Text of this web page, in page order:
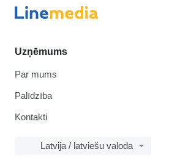
Uzņēmums
Par mums
Palīdzība
Kontakti
Latvija / latviešu valoda